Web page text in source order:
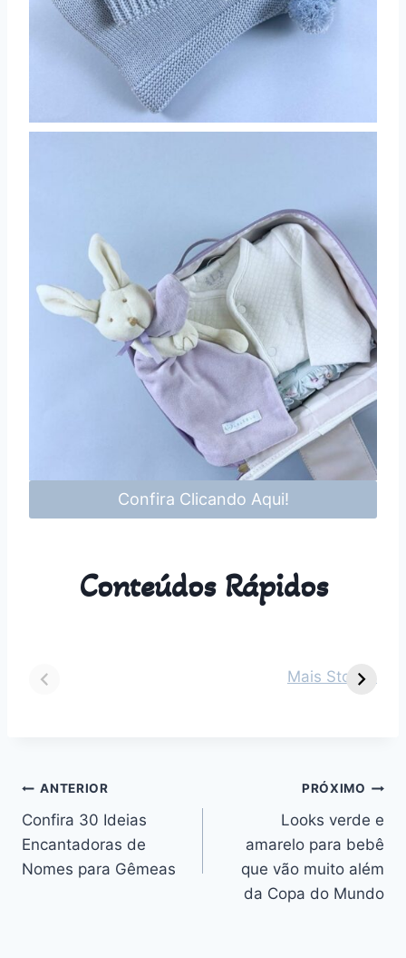
Confira Clicando Aqui!
Conteúdos Rápidos
Mais Stories
seu bebê de 2
sobre Parto
Navegação
de
Post
ANTERIOR
Confira 30 Ideias
Encantadoras de
Nomes para Gêmeas
PRÓXIMO
Looks verde e
amarelo para bebê
que vão muito além
da Copa do Mundo